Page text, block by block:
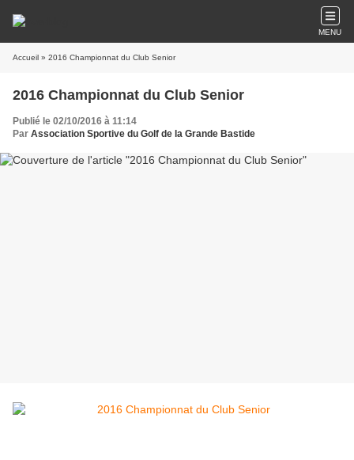
MENU
Accueil » 2016 Championnat du Club Senior
2016 Championnat du Club Senior
Publié le 02/10/2016 à 11:14
Par Association Sportive du Golf de la Grande Bastide